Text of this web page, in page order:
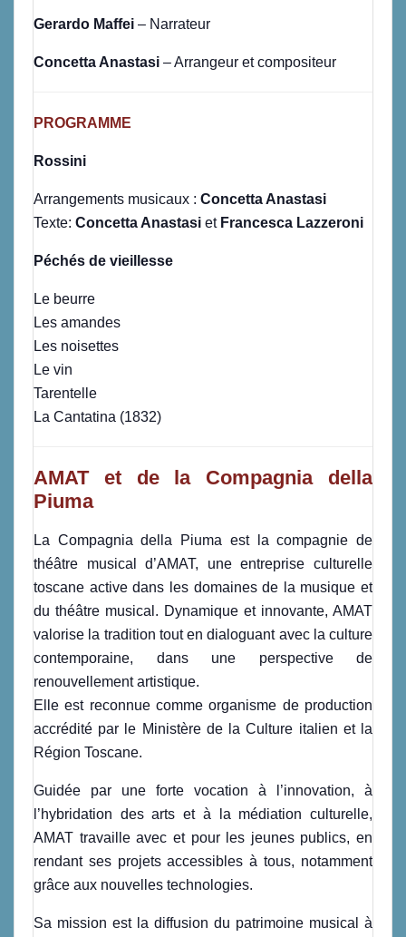
Gerardo Maffei – Narrateur
Concetta Anastasi – Arrangeur et compositeur
PROGRAMME
Rossini
Arrangements musicaux : Concetta Anastasi
Texte: Concetta Anastasi et Francesca Lazzeroni
Péchés de vieillesse
Le beurre
Les amandes
Les noisettes
Le vin
Tarentelle
La Cantatina (1832)
AMAT et de la Compagnia della
Piuma
La Compagnia della Piuma est la compagnie de
théâtre musical d’AMAT, une entreprise culturelle
toscane active dans les domaines de la musique et
du théâtre musical. Dynamique et innovante, AMAT
valorise la tradition tout en dialoguant avec la culture
contemporaine, dans une perspective de
renouvellement artistique.
Elle est reconnue comme organisme de production
accrédité par le Ministère de la Culture italien et la
Région Toscane.
Guidée par une forte vocation à l’innovation, à
l’hybridation des arts et à la médiation culturelle,
AMAT travaille avec et pour les jeunes publics, en
rendant ses projets accessibles à tous, notamment
grâce aux nouvelles technologies.
Sa mission est la diffusion du patrimoine musical à